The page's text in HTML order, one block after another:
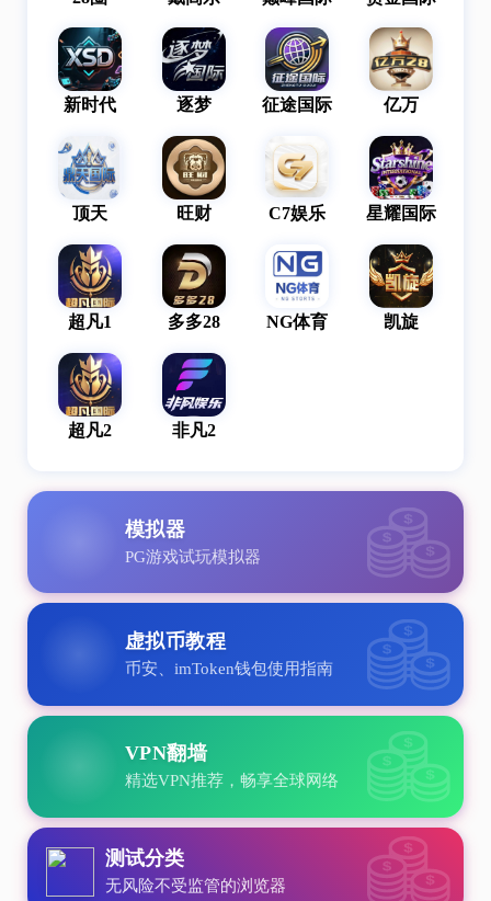
新时代 逐梦 征途国际 亿万
顶天 旺财 C7娱乐 星耀国际
超凡1 多多28 NG体育 凯旋
超凡2 非凡2
模拟器
PG游戏试玩模拟器
虚拟币教程
币安、imToken钱包使用指南
VPN翻墙
精选VPN推荐，畅享全球网络
测试分类
无风险不受监管的浏览器